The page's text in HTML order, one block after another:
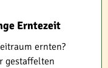
Erntezeit
ernten?
gestaffelten